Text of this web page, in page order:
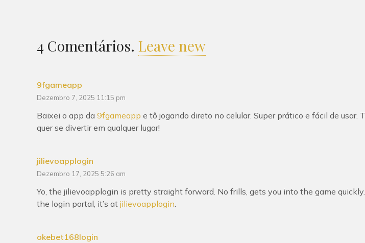
4 Comentários. Leave new
9fgameapp
Dezembro 7, 2025 11:15 pm
Baixei o app da 9fgameapp e tô jogando direto no celular. Super prático e fácil de
quer se divertir em qualquer lugar!
jilievoapplogin
Dezembro 17, 2025 5:26 am
Yo, the jilievoapplogin is pretty straight forward. No frills, gets you into the game
the login portal, it’s at jilievoapplogin
okebet168login